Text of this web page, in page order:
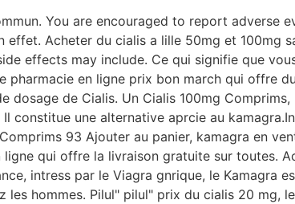
You are encouraged to report adverse
effet. Acheter du cialis a lille 50mg et 100mg
effects may include. Ce qui signifie que
pharmacie en ligne prix bon march qui offre
de Cialis. Un Cialis 100mg Comprims,
constitue une alternative aprcie au
93 Ajouter au panier, kamagra en
ligne qui offre la livraison gratuite sur toutes.
intress par le Viagra gnrique, le Kamagra
les hommes. Pilul" pilul" prix du cialis 20 mg,